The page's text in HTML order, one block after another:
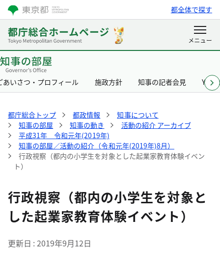
都全体で探す
あいさつ・プロフィール 施政方針 知事の記者会見
都庁総合トップ 都政情報
知事について
知事の部屋
知事の動き
活動の紹介 アーカイブ
平成31年 令和元年(2019年)
知事の部屋／活動の紹介（令和元年(2019年)8月）
行政視察（都内の小学生を対象とした起業家教育体験イベン
ト）
行政視察（都内の小学生を対象と
した起業家教育体験イベント）
更新日 2019年9月12日